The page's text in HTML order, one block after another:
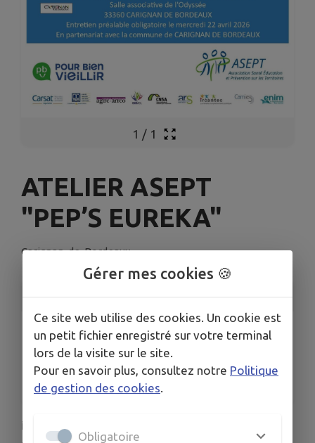
1 / 1
ATELIER ASEPT
"PEP’S EUREKA"
Carignan-de-Bordeaux
INFORMATIONS PRATIQUES
L'Odyssée
DATES
Du mer. 22 avr. au mer. 1 juil.
ℹ️ L'ASEPT Gironde en collaboration avec la
Gérer mes cookies 🍪
Ce site web utilise des cookies. Un cookie est
un petit fichier enregistré sur votre terminal
lors de la visite sur le site.
Pour en savoir plus, consultez notre Politique
de gestion des cookies.
Obligatoire